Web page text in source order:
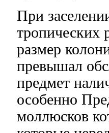
При
тропических
размер
превышал
предмет
особенно
моллюсков